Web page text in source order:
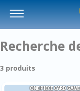
Recherche
3 produits
ONE PIECE CARD GAME